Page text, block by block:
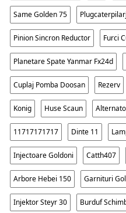
Same Golden 75
Pinion Sincron Reductor Furci
Planetare Spate Yanmar Fx24d
Cuplaj Pomba Doosan Rezerv
Konig Huse Scaun
11717171717 Dinte 11
Injectoare Goldoni Catth407
Arbore Hebei 150 Garnituri
Injektor Steyr 30 Burduf